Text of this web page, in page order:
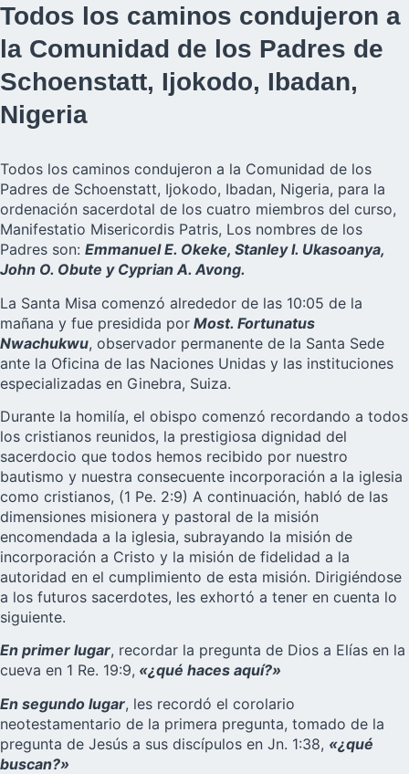
Todos los caminos condujeron a
la Comunidad de los Padres de
Schoenstatt, Ijokodo, Ibadan,
Nigeria
Todos los caminos condujeron a la Comunidad de los
Padres de Schoenstatt, Ijokodo, Ibadan, Nigeria, para la
ordenación sacerdotal de los cuatro miembros del curso,
Manifestatio Misericordis Patris, Los nombres de los
Padres son: Emmanuel E. Okeke, Stanley I. Ukasoanya,
John O. Obute y Cyprian A. Avong.
La Santa Misa comenzó alrededor de las 10:05 de la
mañana y fue presidida por Most. Fortunatus
Nwachukwu, observador permanente de la Santa Sede
ante la Oficina de las Naciones Unidas y las instituciones
especializadas en Ginebra, Suiza.
Durante la homilía, el obispo comenzó recordando a todos
los cristianos reunidos, la prestigiosa dignidad del
sacerdocio que todos hemos recibido por nuestro
bautismo y nuestra consecuente incorporación a la iglesia
como cristianos, (1 Pe. 2:9) A continuación, habló de las
dimensiones misionera y pastoral de la misión
encomendada a la iglesia, subrayando la misión de
incorporación a Cristo y la misión de fidelidad a la
autoridad en el cumplimiento de esta misión. Dirigiéndose
a los futuros sacerdotes, les exhortó a tener en cuenta lo
siguiente.
En primer lugar, recordar la pregunta de Dios a Elías en la
cueva en 1 Re. 19:9, «¿qué haces aquí?»
En segundo lugar, les recordó el corolario
neotestamentario de la primera pregunta, tomado de la
pregunta de Jesús a sus discípulos en Jn. 1:38, «¿qué
buscan?»